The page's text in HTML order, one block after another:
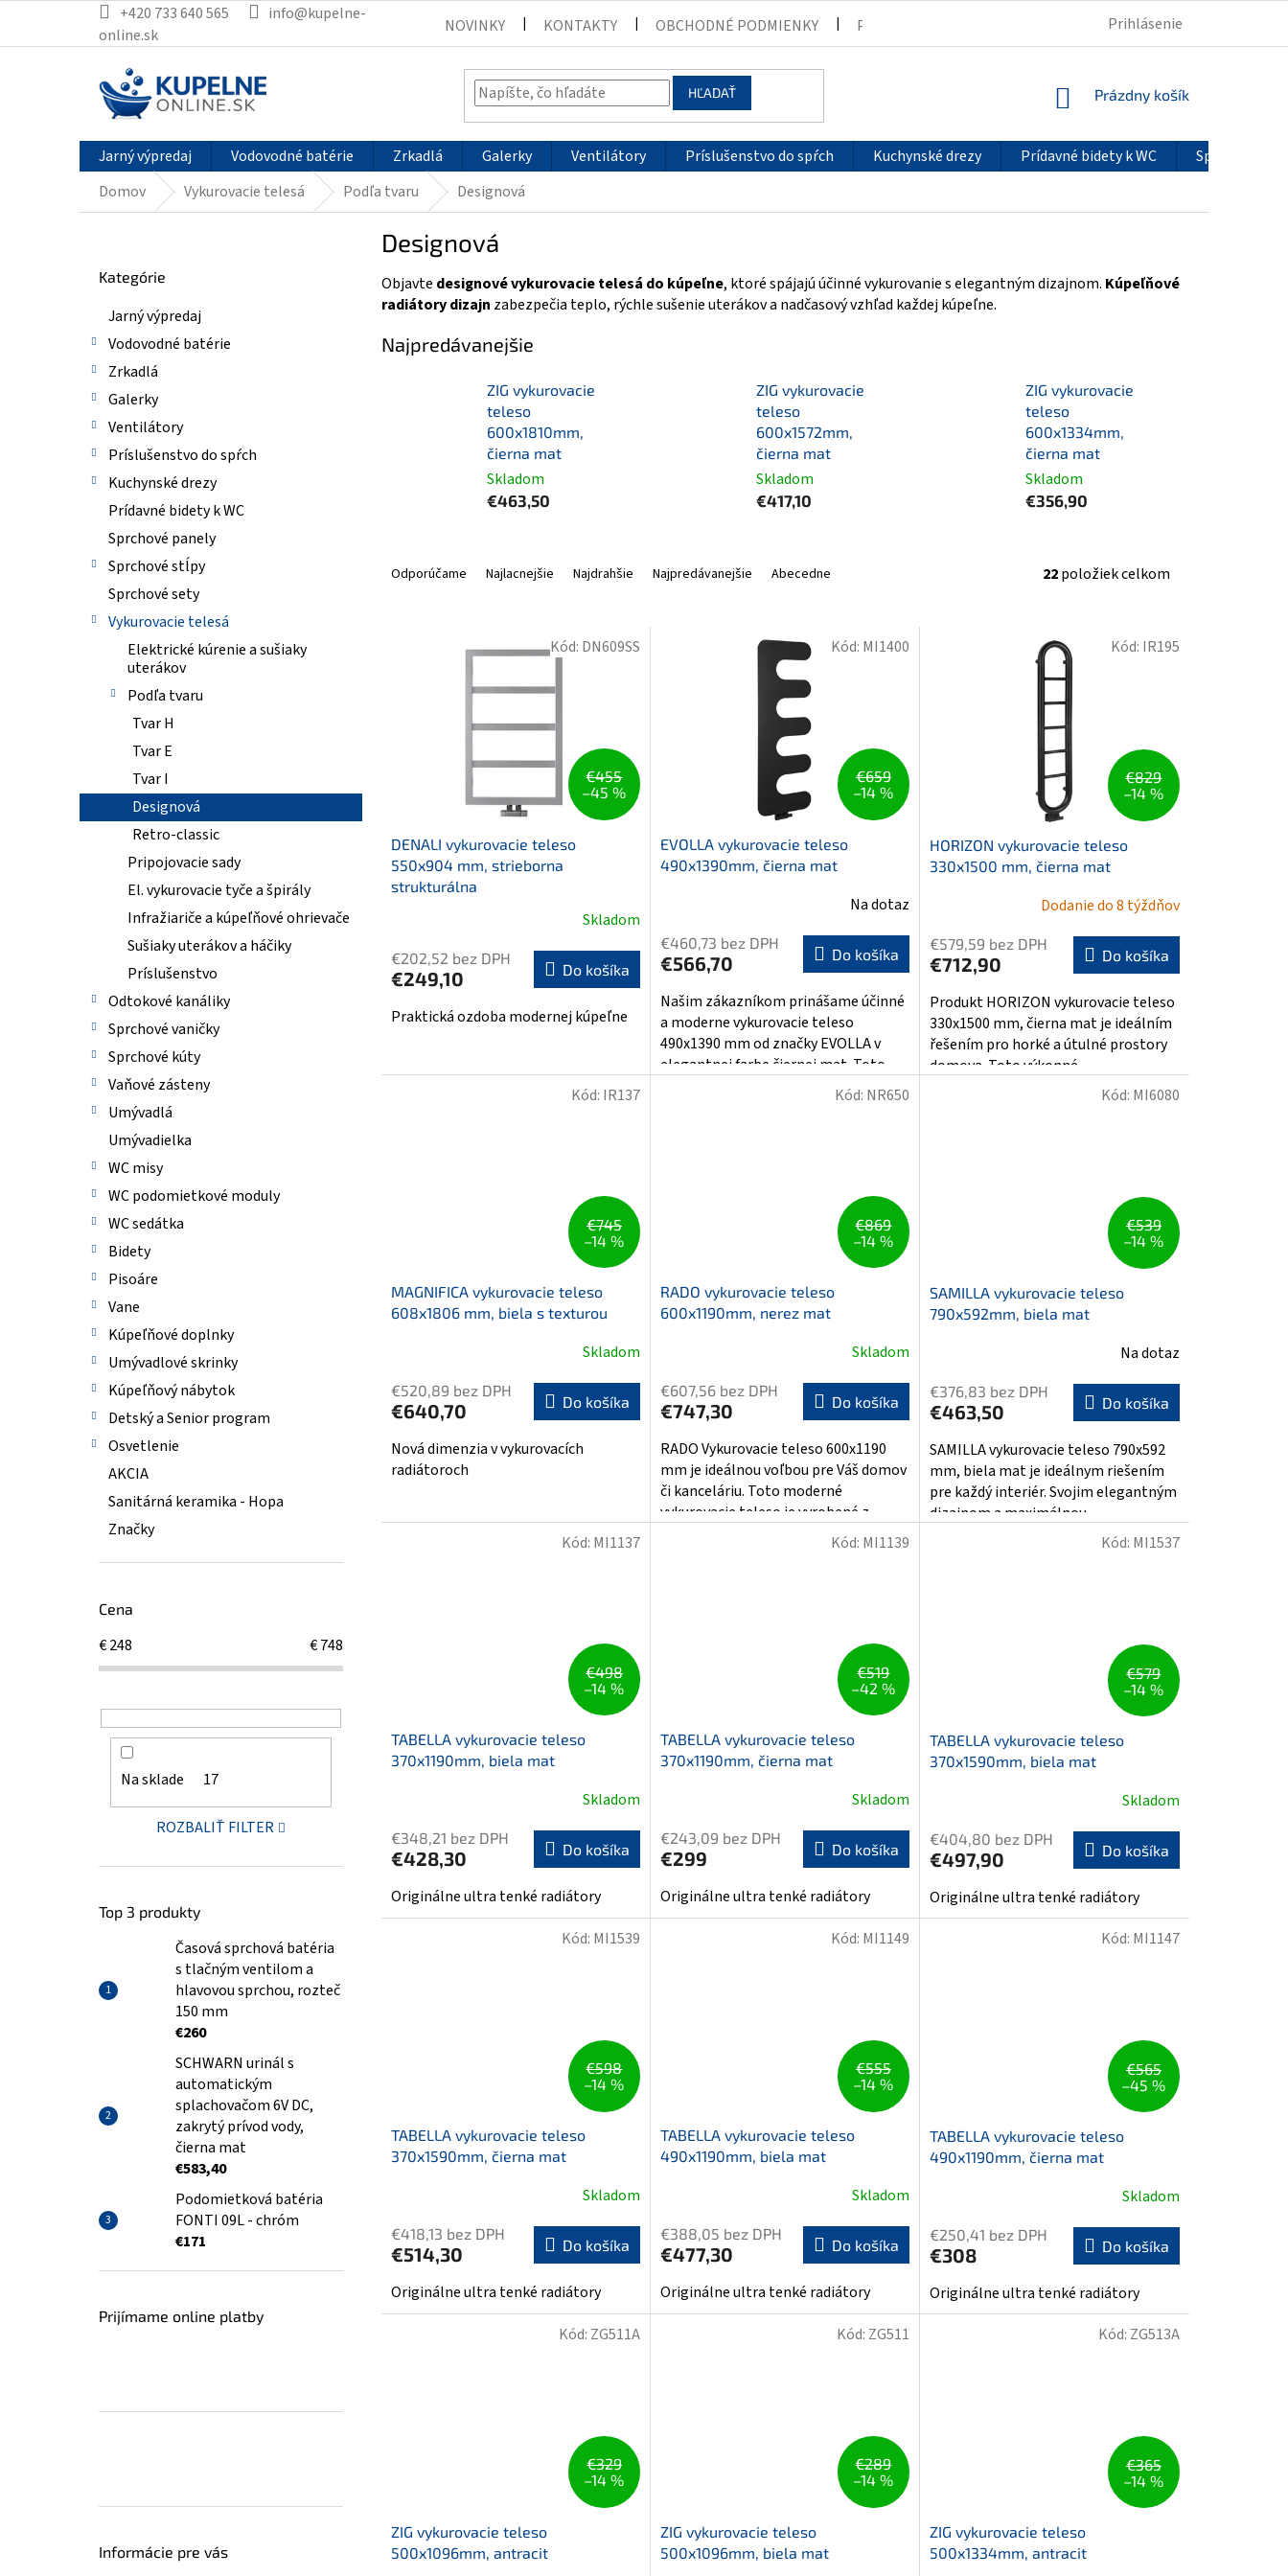
obsah
+420 733 640 565
info@kupelne-
online.sk
NOVINKY KONTAKTY OBCHODNÉ PODMIENKY PODMIENKY OCHRANY OSOBNÝCH ÚDAJOV REKLAMÁCIE
Prihlásenie
HĽADAŤ
NÁKUPNÝ
Prázdny košík
Jarný výpredaj Vodovodné batérie Zrkadlá Galerky Ventilátory Príslušenstvo do spŕch Kuchynské drezy Prídavné bidety k WC
Sprchové
Domov
Vykurovacie telesá Podľa tvaru Designová
kategórie
Kategórie
Jarný výpredaj
Vodovodné batérie
Zrkadlá
Galerky
Ventilátory
Príslušenstvo do spŕch
Kuchynské drezy
Prídavné bidety k WC
Sprchové panely
Sprchové stĺpy
Sprchové sety
Vykurovacie telesá
Elektrické kúrenie a sušiaky
uterákov
Podľa tvaru
Tvar H
Tvar E
Tvar I
Designová
Retro-classic
Pripojovacie sady
El. vykurovacie tyče a špirály
Infražiariče a kúpeľňové ohrievače
Sušiaky uterákov a háčiky
Príslušenstvo
Odtokové kanáliky
Sprchové vaničky
Sprchové kúty
Vaňové zásteny
Umývadlá
Umývadielka
WC misy
WC podomietkové moduly
WC sedátka
Bidety
Pisoáre
Vane
Kúpeľňové doplnky
Umývadlové skrinky
Kúpeľňový nábytok
Detský a Senior program
Osvetlenie
AKCIA
Sanitárná keramika - Hopa
Značky
Cena
€248 €748
Na sklade 17
ROZBALIŤ FILTER
Top 3 produkty
Časová sprchová batéria
s tlačným ventilom a
hlavovou sprchou, rozteč
150 mm
€260
SCHWARN urinál s
automatickým
splachovačom 6V DC,
zakrytý prívod vody,
čierna mat
€583,40
Podomietková batéria
FONTI 09L - chróm
€171
Prijímame online platby
Informácie pre vás
Designová
Objavte designové vykurovacie telesá do kúpeľne, ktoré spájajú účinné vykurovanie s elegantným dizajnom. Kúpeľňové
radiátory dizajn zabezpečia teplo, rýchle sušenie uterákov a nadčasový vzhľad každej kúpeľne.
Najpredávanejšie
ZIG vykurovacie
teleso
600x1810mm,
čierna mat
Skladom
€463,50
ZIG vykurovacie
teleso
600x1572mm,
čierna mat
Skladom
€417,10
ZIG vykurovacie
teleso
600x1334mm,
čierna mat
Skladom
€356,90
Odporúčame Najlacnejšie Najdrahšie Najpredávanejšie Abecedne 22položiek celkom
€455
–45 %
DENALI vykurovacie teleso
550x904 mm, strieborna
strukturálna
Skladom
€202,52 bez DPH
€249,10 Do košíka
Praktická ozdoba modernej kúpeľne
Kód: DN609SS
€659
–14 %
EVOLLA vykurovacie teleso
490x1390mm, čierna mat
Na dotaz
€460,73 bez DPH
€566,70 Do košíka
Našim zákazníkom prinášame účinné
a moderne vykurovacie teleso
490x1390 mm od značky EVOLLA v
elegantnej farbe čiernej mat. Toto...
Kód: MI1400
€829
–14 %
HORIZON vykurovacie teleso
330x1500 mm, čierna mat
Dodanie do 8 týždňov
€579,59 bez DPH
€712,90 Do košíka
Produkt HORIZON vykurovacie teleso
330x1500 mm, čierna mat je ideálním
řešením pro horké a útulné prostory
domova. Toto výkonné...
Kód: IR195
€745
–14 %
MAGNIFICA vykurovacie teleso
608x1806 mm, biela s texturou
Skladom
€520,89 bez DPH
€640,70 Do košíka
Nová dimenzia v vykurovacích
radiátoroch
Kód: IR137
€869
–14 %
RADO vykurovacie teleso
600x1190mm, nerez mat
Skladom
€607,56 bez DPH
€747,30 Do košíka
RADO Vykurovacie teleso 600x1190
mm je ideálnou voľbou pre Váš domov
či kanceláriu. Toto moderné
vykurovacie teleso je vyrobené z...
Kód: NR650
€539
–14 %
SAMILLA vykurovacie teleso
790x592mm, biela mat
Na dotaz
€376,83 bez DPH
€463,50 Do košíka
SAMILLA vykurovacie teleso 790x592
mm, biela mat je ideálnym riešením
pre každý interiér. Svojim elegantným
dizajnom a maximálnou...
Kód: MI6080
€498
–14 %
TABELLA vykurovacie teleso
370x1190mm, biela mat
Skladom
€348,21 bez DPH
€428,30 Do košíka
Originálne ultra tenké radiátory
Kód: MI1137
€519
–42 %
TABELLA vykurovacie teleso
370x1190mm, čierna mat
Skladom
€243,09 bez DPH
€299 Do košíka
Originálne ultra tenké radiátory
Kód: MI1139
€579
–14 %
TABELLA vykurovacie teleso
370x1590mm, biela mat
Skladom
€404,80 bez DPH
€497,90 Do košíka
Originálne ultra tenké radiátory
Kód: MI1537
€598
–14 %
TABELLA vykurovacie teleso
370x1590mm, čierna mat
Skladom
€418,13 bez DPH
€514,30 Do košíka
Originálne ultra tenké radiátory
Kód: MI1539
€555
–14 %
TABELLA vykurovacie teleso
490x1190mm, biela mat
Skladom
€388,05 bez DPH
€477,30 Do košíka
Originálne ultra tenké radiátory
Kód: MI1149
€565
–45 %
TABELLA vykurovacie teleso
490x1190mm, čierna mat
Skladom
€250,41 bez DPH
€308 Do košíka
Originálne ultra tenké radiátory
Kód: MI1147
€329
–14 %
ZIG vykurovacie teleso
500x1096mm, antracit
Kód: ZG511A
€289
–14 %
ZIG vykurovacie teleso
500x1096mm, biela mat
Kód: ZG511
€365
–14 %
ZIG vykurovacie teleso
500x1334mm, antracit
Kód: ZG513A